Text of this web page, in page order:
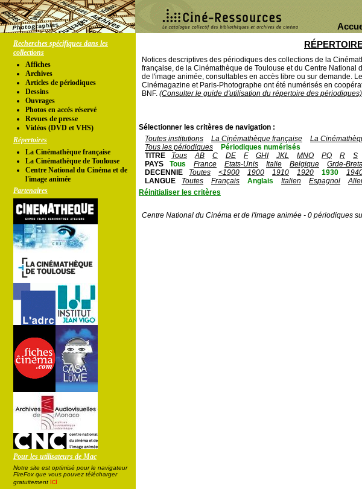
Recherches spécifiques dans les
collections
Affiches
Archives
Articles de périodiques
Dessins
Ouvrages
Photos en accés réservé
Revues de presse
Vidéos (DVD et VHS)
Répertoires
La Cinémathèque française
La Cinémathèque de Toulouse
Centre National du Cinéma et de
l'image animée
Partenaires
Pour les utilisateurs de Mac
Notre site est optimisé pour le navigateur
FireFox que vous pouvez télécharger
gratuitement ici
Notices descriptives des périodiques des collections de la
française, de la Cinémathèque de Toulouse et du Centre National
de l'image animée, consultables en accès libre ou sur demande.
Cinémagazine et Paris-Photographe ont été numérisés en
BNF. (Consulter le guide d'utilisation du répertoire des périodiques)
Sélectionner les critères de navigation :
Toutes institutions
La Cinémathèque française La
Tous les périodiques
Périodiques numérisés
TITRE
Tous AB C DE F GHI JKL MNO PQ R S
PAYS
Tous France Etats-Unis Italie Belgique Grde-
DECENNIE
Toutes <1900 1900 1910 1920 1930
LANGUE
Toutes Français Anglais Italien Espagnol
Réinitialiser les critères
Centre National du Cinéma et de l'image animée - 0 périodiques